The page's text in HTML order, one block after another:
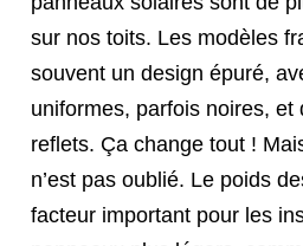
sur nos toits. Les modèles
souvent un design épuré,
uniformes, parfois noires, et
reflets. Ça change tout !
n’est pas oublié. Le poids
facteur important pour les